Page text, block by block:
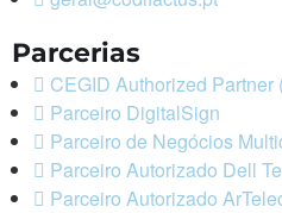
Parcerias
CEGID Authorized
Parceiro DigitalSign
Parceiro de Negócios
Parceiro Autorizado Dell
Parceiro Autorizado